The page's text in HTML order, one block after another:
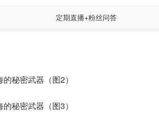
定期直播+粉丝问答